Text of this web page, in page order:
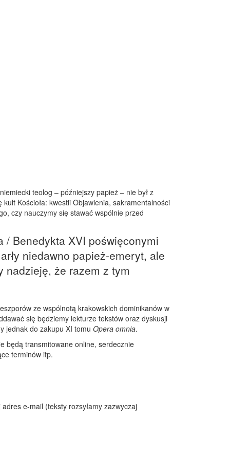
teolog – późniejszy papież – nie był z
Kościoła: kwestii Objawienia, sakramentalności
czy nauczymy się stawać wspólnie przed
Benedykta XVI poświęconymi
niedawno papież-emeryt, ale
nadzieję, że razem z tym
ze wspólnotą krakowskich dominikanów w
się będziemy lekturze tekstów oraz dyskusji
jednak do zakupu XI tomu Opera omnia.
będą transmitowane online, serdecznie
terminów itp.
e-mail (teksty rozsyłamy zazwyczaj